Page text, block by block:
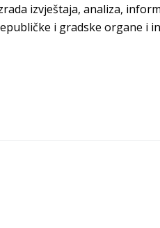
izvještaja, analiza,
i gradske organe i